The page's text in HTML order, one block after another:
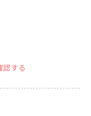
認する